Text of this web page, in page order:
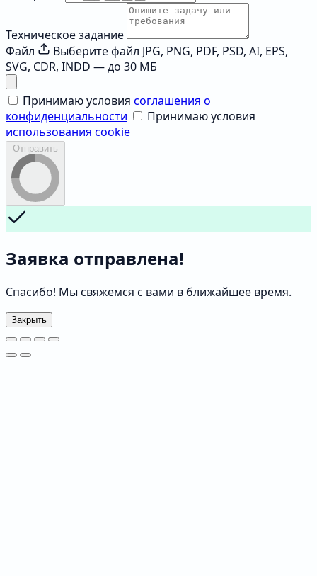
Техническое задание
Файл
Выберите файл JPG, PNG, PDF, PSD, AI, EPS,
SVG, CDR, INDD — до 30 МБ
Принимаю условия соглашения о
конфиденциальности
Принимаю условия
использования cookie
Отправить
Заявка отправлена!
Спасибо! Мы свяжемся с вами в ближайшее время.
Закрыть